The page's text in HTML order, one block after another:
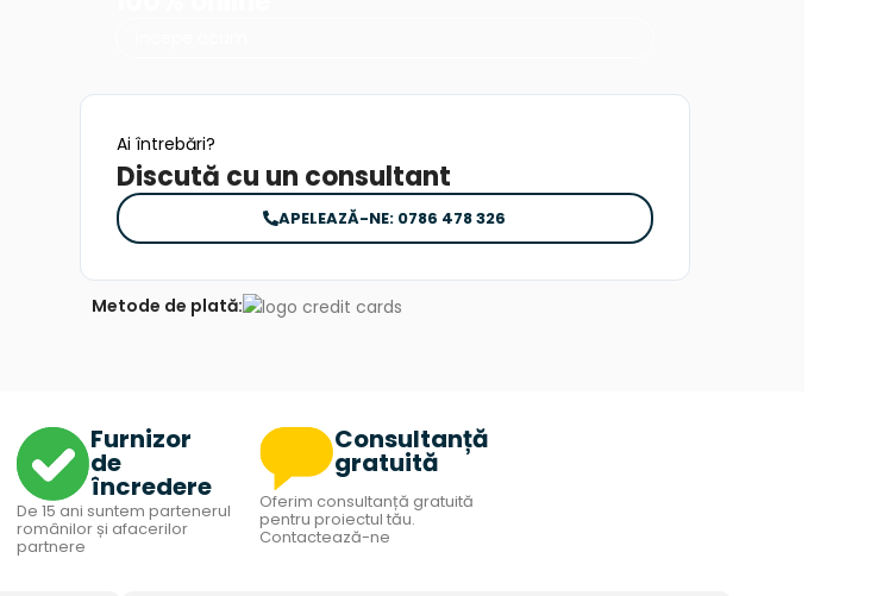
Ai întrebări?
Discută cu un consultant
APELEAZĂ-NE: 0786 478 326
Metode de plată:
Furnizor
de
încredere
De 15 ani suntem partenerul
românilor și afacerilor
partnere
Consultanță
gratuită
Oferim consultanță gratuită
pentru proiectul tău.
Contactează-ne